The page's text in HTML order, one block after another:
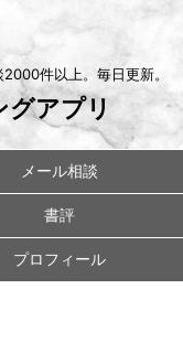
件以上。毎日更新。
グアプリ
メール相談
書評
プロフィール